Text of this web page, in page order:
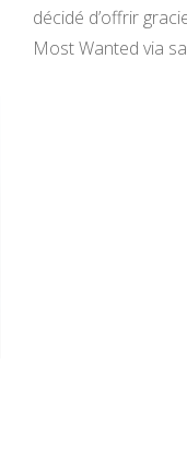
décidé d’offrir
Most Wanted via